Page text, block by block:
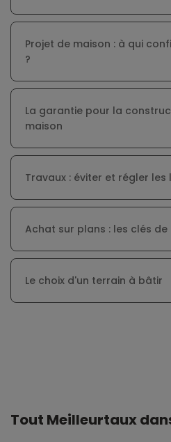
Projet de maison : à qui
?
La garantie pour la
maison
Travaux : éviter et régler les
Achat sur plans : les clés
Le choix d'un terrain à bâtir
Tout Meilleurtaux